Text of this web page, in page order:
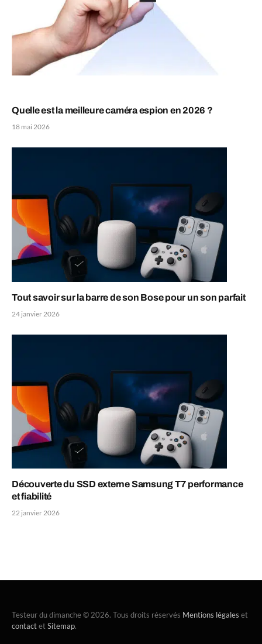
Quelle est la meilleure caméra espion en 2026 ?
18 mai 2026
Tout savoir sur la barre de son Bose pour un son parfait
24 janvier 2026
Découverte du SSD externe Samsung T7 performance
et fiabilité
22 janvier 2026
Testeur du dimanche © 2026. Tous droits réservés Mentions légales et
contactetSitemap.